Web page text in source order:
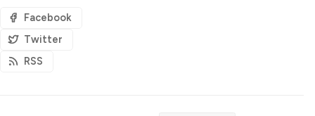
Facebook
Twitter
RSS